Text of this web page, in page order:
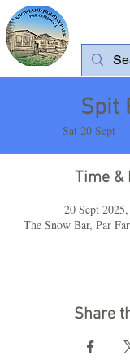
Spit
Sat 20 Sept
  |
Time &
20 Sept
The Snow Bar, Par
Share